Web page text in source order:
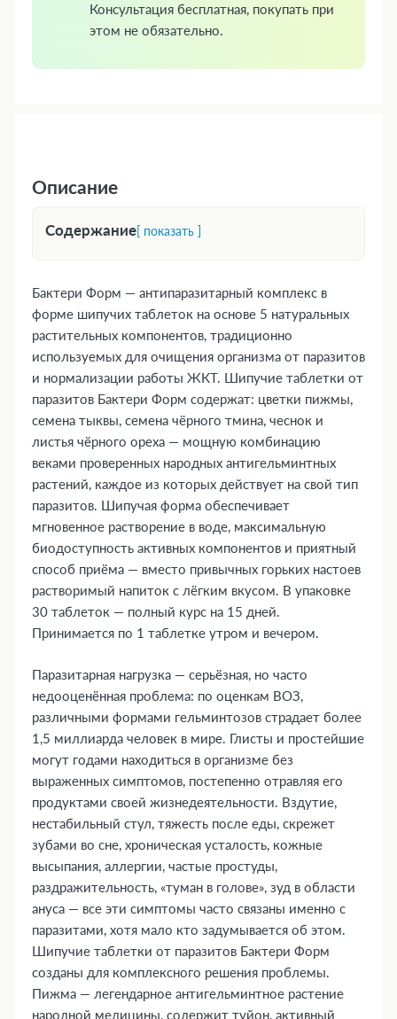
Консультация бесплатная, покупать при
этом не обязательно.
Описание
Содержание[ показать ]
1. Форма выпуска
2. Фармакологическая группа
3. Фармакодинамика и фармакокинетика
4. Где купить Бактери Форм, наличие и цены в
аптеках в Петропавловске
5. Показания к применению
6. Противопоказания
7. Состав
8. Инструкция по применению и дозы
9. Возможные побочные эффекты
10. Преимущества
11. Передозировка
12. Особые указания
13. Применение при беременности и
кормлении грудью
14. Влияние на способность управлять
транспортными средствами и механизмами
15. Совместимость с алкоголем
16. Условия хранения
17. ТОП-5 вопросов эксперту
Бактери Форм — антипаразитарный комплекс в
форме шипучих таблеток на основе 5 натуральных
растительных компонентов, традиционно
используемых для очищения организма от паразитов
и нормализации работы ЖКТ. Шипучие таблетки от
паразитов Бактери Форм содержат: цветки пижмы,
семена тыквы, семена чёрного тмина, чеснок и
листья чёрного ореха — мощную комбинацию
веками проверенных народных антигельминтных
растений, каждое из которых действует на свой тип
паразитов. Шипучая форма обеспечивает
мгновенное растворение в воде, максимальную
биодоступность активных компонентов и приятный
способ приёма — вместо привычных горьких настоев
растворимый напиток с лёгким вкусом. В упаковке
30 таблеток — полный курс на 15 дней.
Принимается по 1 таблетке утром и вечером.
Паразитарная нагрузка — серьёзная, но часто
недооценённая проблема: по оценкам ВОЗ,
различными формами гельминтозов страдает более
1,5 миллиарда человек в мире. Глисты и простейшие
могут годами находиться в организме без
выраженных симптомов, постепенно отравляя его
продуктами своей жизнедеятельности. Вздутие,
нестабильный стул, тяжесть после еды, скрежет
зубами во сне, хроническая усталость, кожные
высыпания, аллергии, частые простуды,
раздражительность, «туман в голове», зуд в области
ануса — все эти симптомы часто связаны именно с
паразитами, хотя мало кто задумывается об этом.
Шипучие таблетки от паразитов Бактери Форм
созданы для комплексного решения проблемы.
Пижма — легендарное антигельминтное растение
народной медицины, содержит туйон, активный